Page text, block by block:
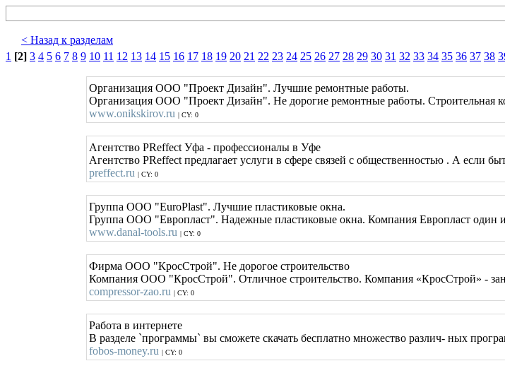
< Назад к разделам
1 [2] 3 4 5 6 7 8 9 10 11 12 13 14 15 16 17 18 19 20 21 22 23 24 25 26 27 28 29 30 31 32 33 34 35 36 37 38
Организация ООО "Проект Дизайн". Лучшие ремонтные работы.
Организация ООО "Проект Дизайн". Не дорогие ремонтные работы. Строительная
www.onikskirov.ru | CY: 0
Агентство PReffect Уфа - профессионалы в Уфе
Агентство PReffect предлагает услуги в сфере связей с общественностью . А
preffect.ru | CY: 0
Группа ООО "EuroPlast". Лучшие пластиковые окна.
Группа ООО "Европласт". Надежные пластиковые окна. Компания Европласт один
www.danal-tools.ru | CY: 0
Фирма ООО "КросСтрой". Не дорогое строительство
Компания ООО "КросСтрой". Отличное строительство. Компания «КросСтрой» -
compressor-zao.ru | CY: 0
Работа в интернете
В разделе `программы` вы сможете скачать бесплатно множество различ- ных
fobos-money.ru | CY: 0